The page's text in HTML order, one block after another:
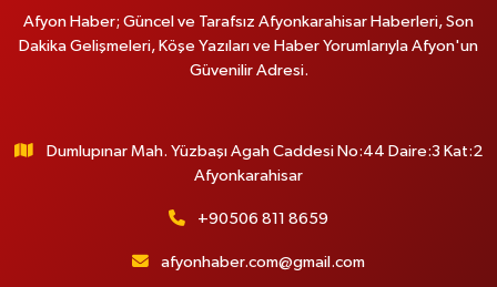
Afyon Haber; Güncel ve Tarafsız Afyonkarahisar Haberleri, Son
Dakika Gelişmeleri, Köşe Yazıları ve Haber Yorumlarıyla Afyon'un
Güvenilir Adresi.
Dumlupınar Mah. Yüzbaşı Agah Caddesi No:44 Daire:3 Kat:2
Afyonkarahisar
+90506 811 8659
afyonhaber.com@gmail.com